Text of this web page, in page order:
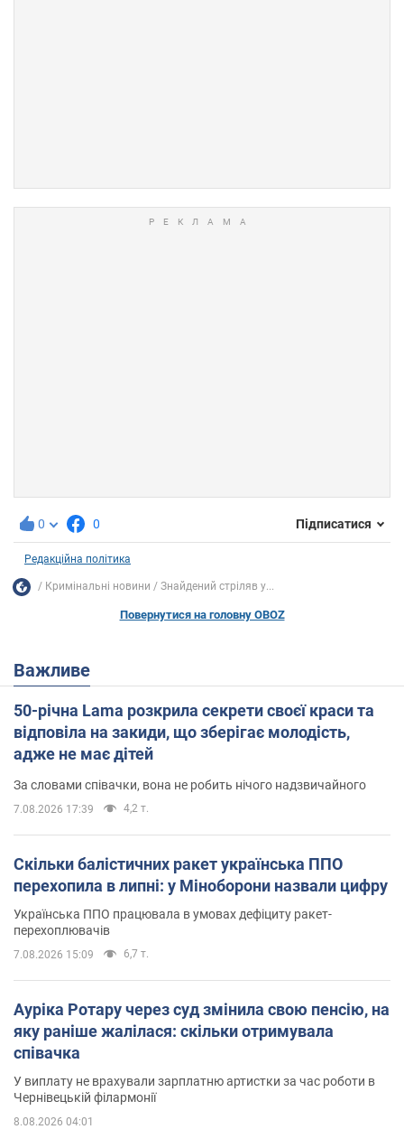
0 0 Підписатися
Редакційна політика
Кримінальні новини Знайдений стріляв у...
Повернутися на головну OBOZ
Важливе
50-річна Lama розкрила секрети своєї краси та
відповіла на закиди, що зберігає молодість,
адже не має дітей
За словами співачки, вона не робить нічого надзвичайного
7.08.2026 17:39 4,2 т.
Скільки балістичних ракет українська ППО
перехопила в липні: у Міноборони назвали цифру
Українська ППО працювала в умовах дефіциту ракет-
перехоплювачів
7.08.2026 15:09 6,7 т.
Ауріка Ротару через суд змінила свою пенсію, на
яку раніше жалілася: скільки отримувала
співачка
У виплату не врахували зарплатню артистки за час роботи в
Чернівецькій філармонії
8.08.2026 04:01